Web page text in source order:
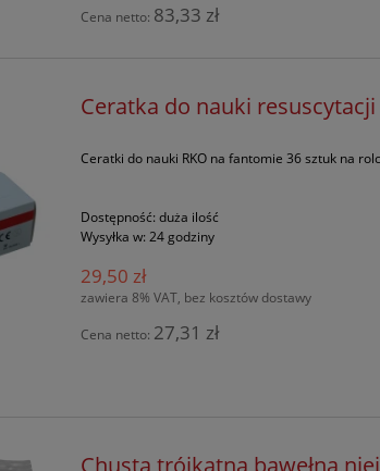
Cena netto: 83,33 zł
Ceratka do nauki
Ceratki do nauki RKO na fantomie 36 sztuk na
Dostępność: duża ilość
Wysyłka w: 24 godziny
29,50 zł
zawiera 8% VAT, bez kosztów dostawy
Cena netto: 27,31 zł
Chusta trójkątna bawełna